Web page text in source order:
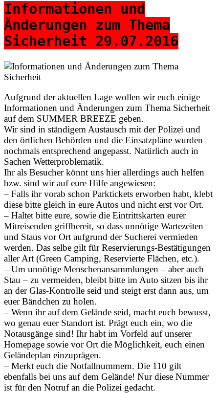
Informationen und
Änderungen zum Thema
Sicherheit 29.07.2016
Aufgrund der aktuellen Lage wollen wir euch einige
Informationen und Änderungen zum Thema Sicherheit
auf dem SUMMER BREEZE geben.
Wir sind in ständigem Austausch mit der Polizei und
den örtlichen Behörden und die Einsatzpläne wurden
nochmals entsprechend angepasst. Natürlich auch in
Sachen Wetterproblematik.
Ihr als Besucher könnt uns hier allerdings auch helfen
bzw. sind wir auf eure Hilfe angewiesen:
– Falls ihr vorab schon Parktickets erworben habt, klebt
diese bitte gleich in eure Autos und nicht erst vor Ort.
– Haltet bitte eure, sowie die Eintrittskarten eurer
Mitreisenden griffbereit, so dass unnötige Wartezeiten
und Staus vor Ort aufgrund der Sucherei vermieden
werden. Das selbe gilt für Reservierungs-Bestätigungen
aller Art (Green Camping, Reservierte Flächen, etc.).
– Um unnötige Menschenansammlungen – aber auch
Stau – zu vermeiden, bleibt bitte im Auto sitzen bis ihr
an der Glas-Kontrolle seid und steigt erst dann aus, um
euer Bändchen zu holen.
– Wenn ihr auf dem Gelände seid, macht euch bewusst,
wo genau euer Standort ist. Prägt euch ein, wo die
Notausgänge sind! Ihr habt im Vorfeld auf unserer
Homepage sowie vor Ort die Möglichkeit, euch einen
Geländeplan einzuprägen.
– Merkt euch die Notfallnummern. Die 110 gilt
ebenfalls bei uns auf dem Gelände! Nur diese Nummer
ist für den Notruf an die Polizei gedacht.